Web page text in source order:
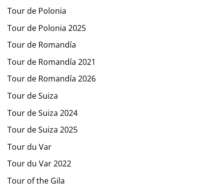
Tour de Polonia
Tour de Polonia 2025
Tour de Romandía
Tour de Romandía 2021
Tour de Romandía 2026
Tour de Suiza
Tour de Suiza 2024
Tour de Suiza 2025
Tour du Var
Tour du Var 2022
Tour of the Gila